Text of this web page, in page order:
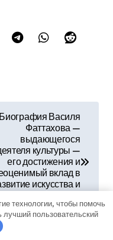
Биография Василя
Фаттахова —
выдающегося
культуры —
его достижения и
вклад в
искусства и
творчества
технологии, чтобы помочь
лучший пользовательский